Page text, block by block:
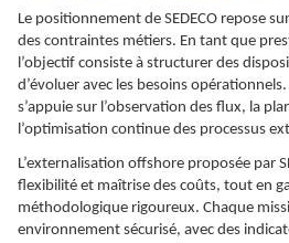
Le positionnement de SEDECO repose
des contraintes métiers. En tant que
l’objectif consiste à structurer des
d’évoluer avec les besoins
s’appuie sur l’observation des flux, la
l’optimisation continue des processus
L’externalisation offshore proposée par
flexibilité et maîtrise des coûts, tout en
méthodologique rigoureux. Chaque
environnement sécurisé, avec des